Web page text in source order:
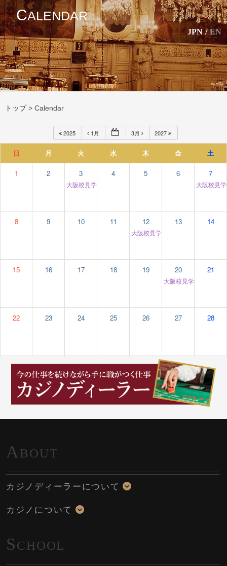
CALENDAR
JPN / EN
トップ> Calendar
2025 1月 3月 2027
日 月 火 水 木 金 土
1 2 3
大阪校見学＆個別相談
4 5 6 7
大阪校見
8 9 10 11 12
大阪校見学＆個別相談
13 14
15 16 17 18 19 20
大阪校見学＆個別相談
21
22 23 24 25 26 27 28
A BOUT
カジノディーラーについて
カジノについて
SCHOOL